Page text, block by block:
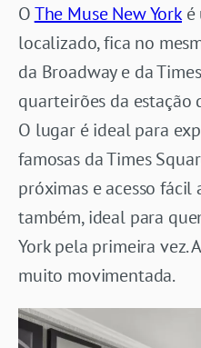
OThe Muse New Yorké
localizado, fica no
da Broadway e da
quarteirões da estação
O lugar é ideal para
famosas da Times
próximas e acesso fácil
também, ideal para
York pela primeira vez.
muito movimentada.